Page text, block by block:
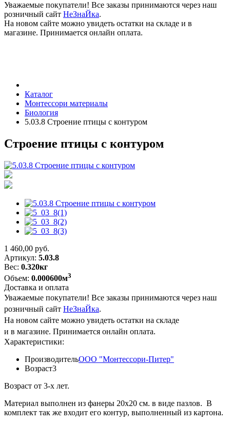
Уважаемые покупатели! Все заказы принимаются через наш
розничный сайт НеЗнаЙка.
На новом сайте можно увидеть остатки на складе и в
магазине. Принимается онлайн оплата.
Каталог
Монтессори материалы
Биология
5.03.8 Строение птицы с контуром
Строение птицы с контуром
1 460,00 руб.
Артикул: 5.03.8
Вес: 0.320кг
Объем: 0.000600м3
Доставка и оплата
Уважаемые покупатели! Все заказы принимаются через наш
розничный сайт НеЗнаЙка.
На новом сайте можно увидеть остатки на складе
и в магазине. Принимается онлайн оплата.
Характеристики:
ПроизводительООО "Монтессори-Питер"
Возраст3
Возраст от 3-х лет.
Материал выполнен из фанеры 20х20 см. в виде пазлов. В
комплект так же входит его контур, выполненный из картона.